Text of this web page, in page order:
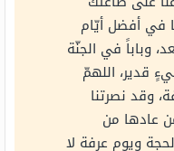
في أفضل أيّام
وباباً في الجنّة
قدير، اللهمّ
وقد نصرتنا
عادها من
ويوم عرفة لا